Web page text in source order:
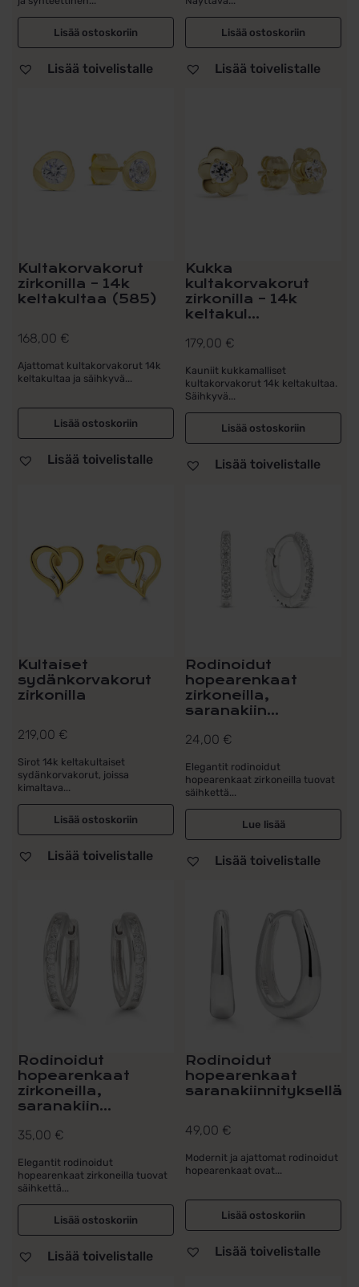
Lisää ostoskoriin
Lisää toivelistalle
Lisää ostoskoriin
Lisää toivelistalle
Kultakorvakorut
zirkonilla – 14k
keltakultaa (585)
168,00 €
Ajattomat kultakorvakorut 14k
keltakultaa ja säihkyvä...
Lisää ostoskoriin
Lisää toivelistalle
Kukka
kultakorvakorut
zirkonilla – 14k
keltakul...
179,00 €
Kauniit kukkamalliset
kultakorvakorut 14k keltakultaa.
Säihkyvä...
Lisää ostoskoriin
Lisää toivelistalle
Kultaiset
sydänkorvakorut
zirkonilla
219,00 €
Sirot 14k keltakultaiset
sydänkorvakorut, joissa
kimaltava...
Lisää ostoskoriin
Lisää toivelistalle
Rodinoidut
hopearenkaat
zirkoneilla,
saranakiin...
24,00 €
Elegantit rodinoidut
hopearenkaat zirkoneilla tuovat
säihkettä...
Lue lisää
Lisää toivelistalle
Rodinoidut
hopearenkaat
zirkoneilla,
saranakiin...
35,00 €
Elegantit rodinoidut
hopearenkaat zirkoneilla tuovat
säihkettä...
Lisää ostoskoriin
Lisää toivelistalle
Rodinoidut
hopearenkaat
saranakiinnityksellä
49,00 €
Modernit ja ajattomat rodinoidut
hopearenkaat ovat...
Lisää ostoskoriin
Lisää toivelistalle